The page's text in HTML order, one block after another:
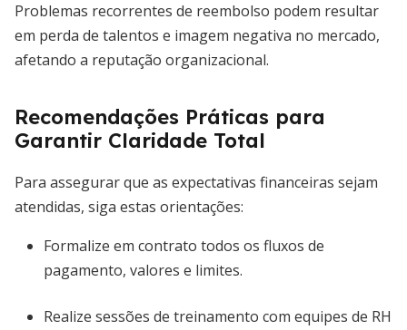
Problemas recorrentes de reembolso podem resultar
em perda de talentos e imagem negativa no mercado,
afetando a reputação organizacional.
Recomendações Práticas para
Garantir Claridade Total
Para assegurar que as expectativas financeiras sejam
atendidas, siga estas orientações:
Formalize em contrato todos os fluxos de
pagamento, valores e limites.
Realize sessões de treinamento com equipes de RH